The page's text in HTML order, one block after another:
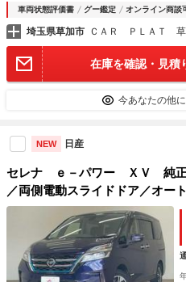
車両状態評価書 グー鑑定 オンライン商談
埼玉県草加市 ＣＡＲ ＰＬＡＴ 草
在庫を確認・見積
今あなたの他に
NEW 日産
セレナ ｅ－パワー ＸＶ 純正
／両側電動スライドドア／オー
インドスポットモニター／障害
フルセグＴＶ／ＣＤ・ＤＶＤ再